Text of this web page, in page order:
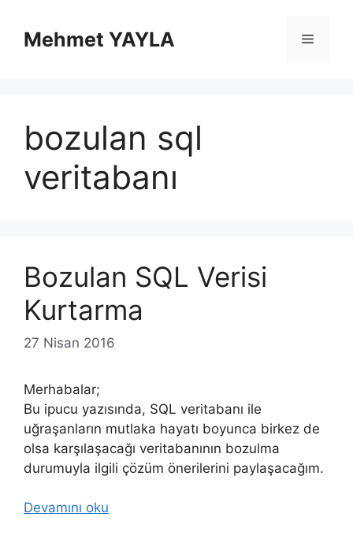
Mehmet YAYLA Menü
bozulan sql
veritabanı
Bozulan SQL Verisi
Kurtarma
27 Nisan 2016
Merhabalar;
Bu ipucu yazısında, SQL veritabanı ile
uğraşanların mutlaka hayatı boyunca birkez de
olsa karşılaşacağı veritabanının bozulma
durumuyla ilgili çözüm önerilerini paylaşacağım.
Devamını oku